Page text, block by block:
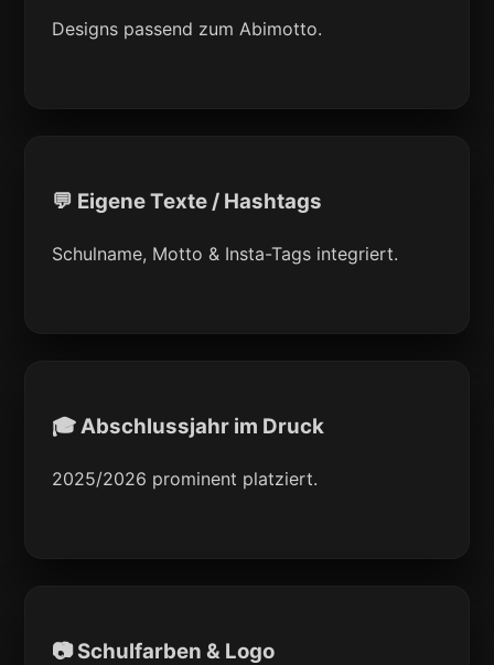
Designs passend zum Abimotto.
💬 Eigene Texte / Hashtags
Schulname, Motto & Insta-Tags integriert.
🎓 Abschlussjahr im Druck
2025/2026 prominent platziert.
📷 Schulfarben & Logo